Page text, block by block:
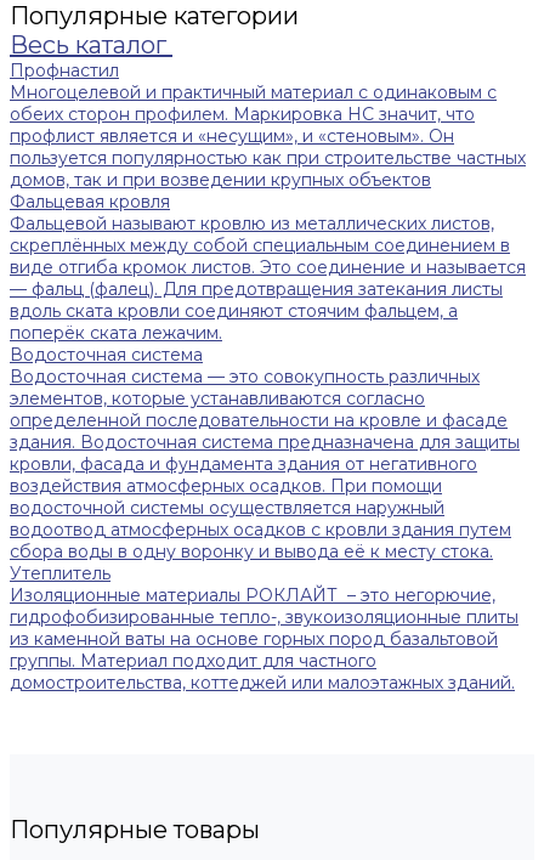
Популярные категории
Весь каталог
Профнастил
Многоцелевой и практичный материал с одинаковым с
обеих сторон профилем. Маркировка НС значит, что
профлист является и «несущим», и «стеновым». Он
пользуется популярностью как при строительстве частных
домов, так и при возведении крупных объектов
Фальцевая кровля
Фальцевой называют кровлю из металлических листов,
скреплённых между собой специальным соединением в
виде отгиба кромок листов. Это соединение и называется
— фальц (фалец). Для предотвращения затекания листы
вдоль ската кровли соединяют стоячим фальцем, а
поперёк ската лежачим.
Водосточная система
Водосточная система — это совокупность различных
элементов, которые устанавливаются согласно
определенной последовательности на кровле и фасаде
здания. Водосточная система предназначена для защиты
кровли, фасада и фундамента здания от негативного
воздействия атмосферных осадков. При помощи
водосточной системы осуществляется наружный
водоотвод атмосферных осадков с кровли здания путем
сбора воды в одну воронку и вывода её к месту стока.
Утеплитель
Изоляционные материалы РОКЛАЙТ – это негорючие,
гидрофобизированные тепло-, звукоизоляционные плиты
из каменной ваты на основе горных пород базальтовой
группы. Материал подходит для частного
домостроительства, коттеджей или малоэтажных зданий.
Популярные товары